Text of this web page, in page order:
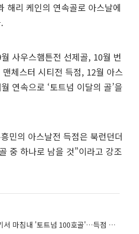
해리 케인의 연속골로 아스날에
사우스햄튼전 선제골, 10월 번
체스터 시티전 득점, 12월 아스
연속으로 ‘토트넘 이달의 골’을
민의 아스날전 득점은 북런던더
중 하나로 남을 것”이라고 강조
손흥민, 새해 첫 경기서 마침내 '토트넘 100호골'…득점 단독 2위 '껑충'